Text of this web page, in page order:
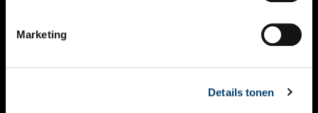
Marketing
Details tonen
NIEUWS
KALENDER